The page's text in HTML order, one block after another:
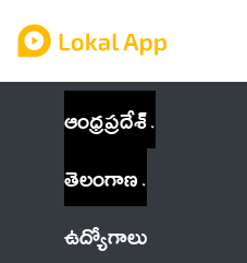
ఆంధ్రప్రదేశ్
తెలంగాణ
ఉద్యోగాలు